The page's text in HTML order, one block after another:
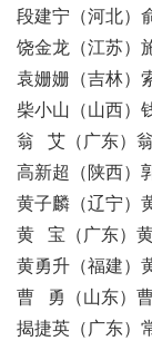
段建宁（河北）
饶金龙（江苏）
袁姗姗（吉林）
柴小山（山西）
翁 艾（广东）
高新超（陕西）
黄子麟（辽宁）
黄 宝（广东）
黄勇升（福建）
曹 勇（山东）
揭捷英（广东）